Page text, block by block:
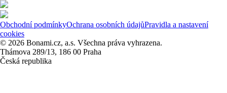
Obchodní podmínkyOchrana osobních údajůPravidla a nastavení
cookies
© 2026 Bonami.cz, a.s. Všechna práva vyhrazena.
Thámova 289/13, 186 00 Praha
Česká republika